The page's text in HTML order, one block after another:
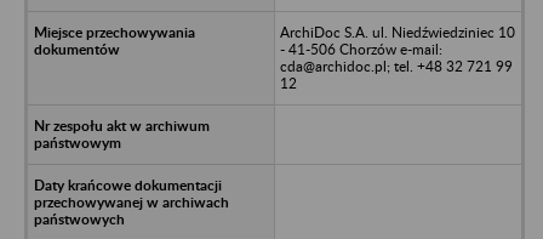
ArchiDoc S.A. ul. Niedźwiedziniec 10
- 41-506 Chorzów e-mail:
cda@archidoc.pl; tel. +48 32 721 99
12